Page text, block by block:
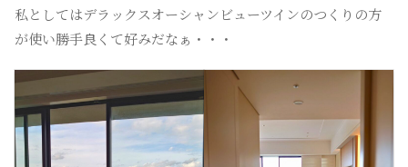
私としてはデラックスオーシャンビューツインのつくりの方
が使い勝手良くて好みだなぁ・・・